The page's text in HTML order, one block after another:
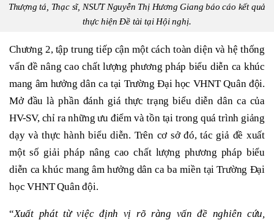
Thượng tá, Thạc sĩ, NSƯT Nguyễn Thị Hương Giang báo cáo kết quả
thực hiện Đề tài tại Hội nghị.
Chương 2, tập trung tiếp cận một cách toàn diện và hệ thống
vấn đề nâng cao chất lượng phương pháp biểu diễn ca khúc
mang âm hưởng dân ca tại Trường Đại học VHNT Quân đội.
Mở đầu là phần đánh giá thực trạng biểu diễn dân ca của
HV-SV, chỉ ra những ưu điểm và tồn tại trong quá trình giảng
dạy và thực hành biểu diễn. Trên cơ sở đó, tác giả đề xuất
một số giải pháp nâng cao chất lượng phương pháp biểu
diễn ca khúc mang âm hưởng dân ca ba miền tại Trường Đại
học VHNT Quân đội.
“Xuất phát từ việc định vị rõ ràng vấn đề nghiên cứu,